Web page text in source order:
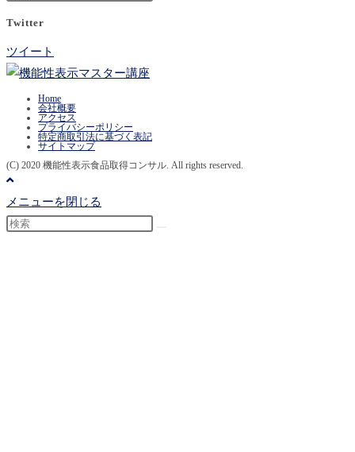
Twitter
ツイート
Home
会社概要
アクセス
プライバシーポリシー
特定商取引法に基づく表記
サイトマップ
(C) 2020 機能性表示食品取得コンサル. All rights reserved.
メニューを閉じる